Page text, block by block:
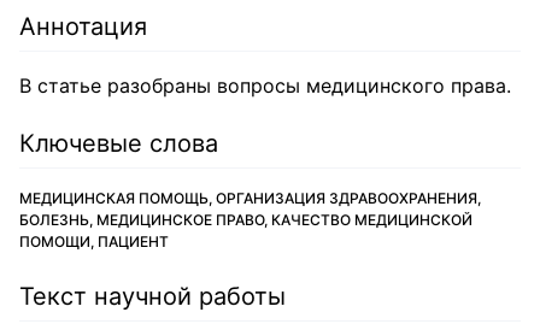
Аннотация
В статье разобраны вопросы медицинского права.
Ключевые слова
МЕДИЦИНСКАЯ ПОМОЩЬ, ОРГАНИЗАЦИЯ ЗДРАВООХРАНЕНИЯ,
БОЛЕЗНЬ, МЕДИЦИНСКОЕ ПРАВО, КАЧЕСТВО МЕДИЦИНСКОЙ
ПОМОЩИ, ПАЦИЕНТ
Текст научной работы